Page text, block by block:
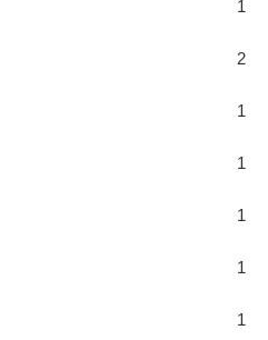
1
2
1
1
1
1
1